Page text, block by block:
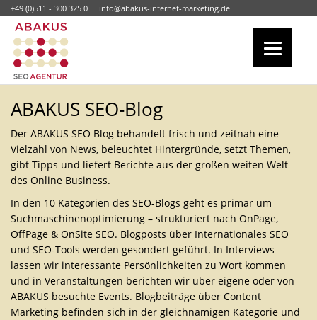
+49 (0)511 - 300 325 0 info@abakus-internet-marketing.de
ABAKUS SEO-Blog
Der ABAKUS SEO Blog behandelt frisch und zeitnah eine
Vielzahl von News, beleuchtet Hintergründe, setzt Themen,
gibt Tipps und liefert Berichte aus der großen weiten Welt
des Online Business.
In den 10 Kategorien des SEO-Blogs geht es primär um
Suchmaschinenoptimierung – strukturiert nach OnPage,
OffPage & OnSite SEO. Blogposts über Internationales SEO
und SEO-Tools werden gesondert geführt. In Interviews
lassen wir interessante Persönlichkeiten zu Wort kommen
und in Veranstaltungen berichten wir über eigene oder von
ABAKUS besuchte Events. Blogbeiträge über Content
Marketing befinden sich in der gleichnamigen Kategorie und